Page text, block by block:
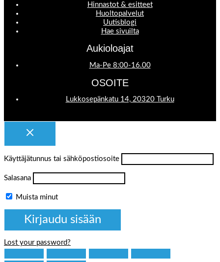
Hinnastot & esitteet
Huoltopalvelut
Uutisblogi
Hae sivuilta
Aukioloajat
Ma-Pe 8:00-16.00
OSOITE
Lukkosepänkatu 14, 20320 Turku
Käyttäjätunnus tai sähköpostiosoite
Salasana
Muista minut
Lost your password?